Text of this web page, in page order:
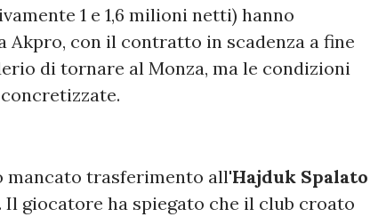
1 e 1,6 milioni netti) hanno
con il contratto in scadenza a fine
di tornare al Monza, ma le condizioni
mancato trasferimento all'Hajduk Spalato
. Il giocatore ha spiegato che il club croato